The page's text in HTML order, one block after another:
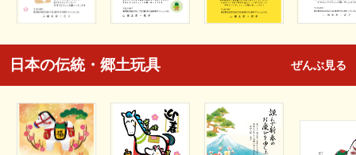
日本の伝統・郷土玩具 ぜんぶ見る